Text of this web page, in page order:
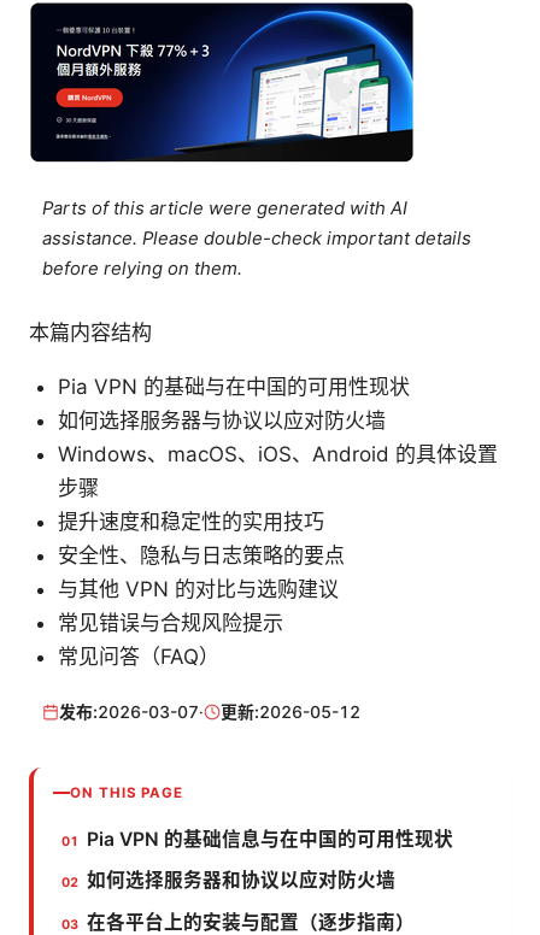
Parts of this article were generated with AI
assistance. Please double-check important details
before relying on them.
本篇内容结构
Pia VPN 的基础与在中国的可用性现状
如何选择服务器与协议以应对防火墙
Windows、macOS、iOS、Android 的具体设置
步骤
提升速度和稳定性的实用技巧
安全性、隐私与日志策略的要点
与其他 VPN 的对比与选购建议
常见错误与合规风险提示
常见问答（FAQ）
发布:2026-03-07· 更新:2026-05-12
ON THIS PAGE
Pia VPN 的基础信息与在中国的可用性现状
如何选择服务器和协议以应对防火墙
在各平台上的安装与配置（逐步指南）